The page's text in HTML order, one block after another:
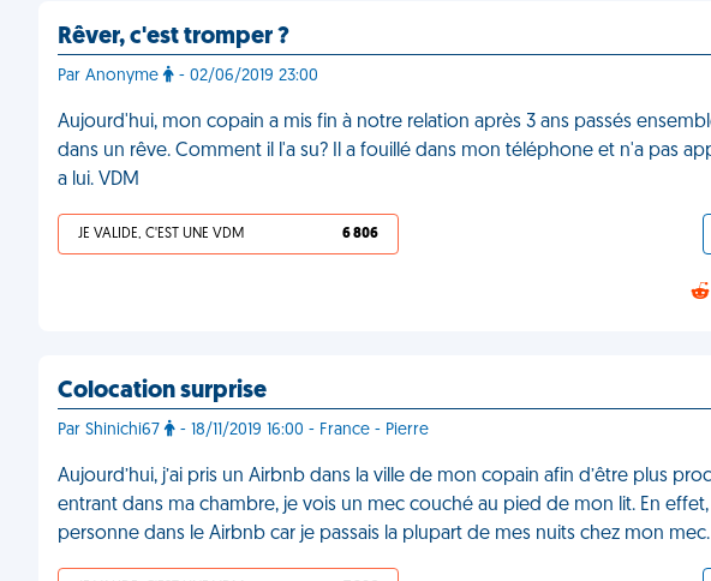
Rêver, c'est tromper ?
Par Anonyme - 02/06/2019 23:00
Aujourd'hui, mon copain a mis fin à notre relation après 3 ans passés
dans un rêve. Comment il l'a su? Il a fouillé dans mon téléphone et n'a pas
a lui. VDM
JE VALIDE, C'EST UNE VDM 6 806
Colocation surprise
Par Shinichi67 - 18/11/2019 16:00 - France - Pierre
Aujourd’hui, j’ai pris un Airbnb dans la ville de mon copain afin d’être plus
entrant dans ma chambre, je vois un mec couché au pied de mon lit. En
personne dans le Airbnb car je passais la plupart de mes nuits chez mon mec.